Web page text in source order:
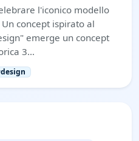
l'iconico modello
concept ispirato al
emerge un concept
3…